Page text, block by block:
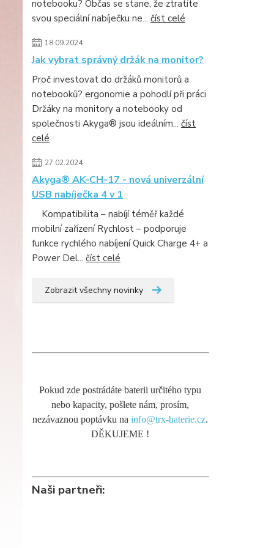
notebooku? Občas se stane, že ztratíte
svou speciální nabíječku ne... číst celé
18.09.2024
Jak vybrat správný držák na monitor?
Proč investovat do držáků monitorů a
notebooků? ergonomie a pohodlí při práci
Držáky na monitory a notebooky od
společnosti Akyga® jsou ideálním... číst
celé
27.02.2024
Akyga® AK-CH-17 - nová univerzální
USB nabíječka 4 v 1
Kompatibilita – nabíjí téměř každé
mobilní zařízení Rychlost – podporuje
funkce rychlého nabíjení Quick Charge 4+ a
Power Del... číst celé
Zobrazit všechny novinky
Pokud zde postrádáte baterii určitého typu
nebo kapacity, pošlete nám, prosím,
nezávaznou poptávku nainfo@trx-baterie.cz.
DĚKUJEME !
Naši partneři: